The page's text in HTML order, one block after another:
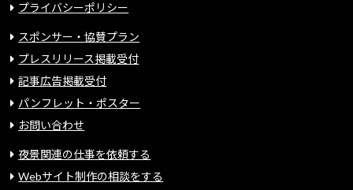
プライバシーポリシー
スポンサー・協賛プラン
プレスリリース掲載受付
記事広告掲載受付
パンフレット・ポスター
お問い合わせ
夜景関連の仕事を依頼する
Webサイト制作の相談をする